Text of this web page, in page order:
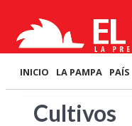
INICIO LA PAMPA PAÍS
Cultivos